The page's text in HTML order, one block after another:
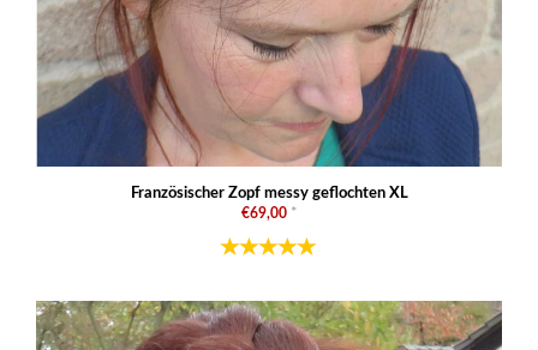
Französischer Zopf messy geflochten XL
€69,00 *